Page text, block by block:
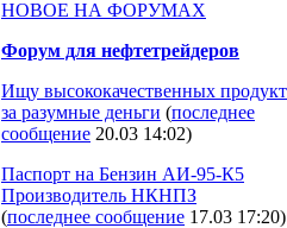
НОВОЕ НА ФОРУМАХ
Форум для нефтетрейдеров
Ищу высококачественных продукт
за разумные деньги (последнее
сообщение 20.03 14:02)
Паспорт на Бензин АИ-95-К5
Производитель НКНПЗ
(последнее сообщение 17.03 17:20)